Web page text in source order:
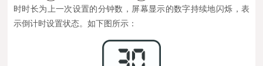
时时长为上一次设置的分钟数，屏幕显示的数字持续地闪烁，表
示倒计时设置状态。如下图所示：